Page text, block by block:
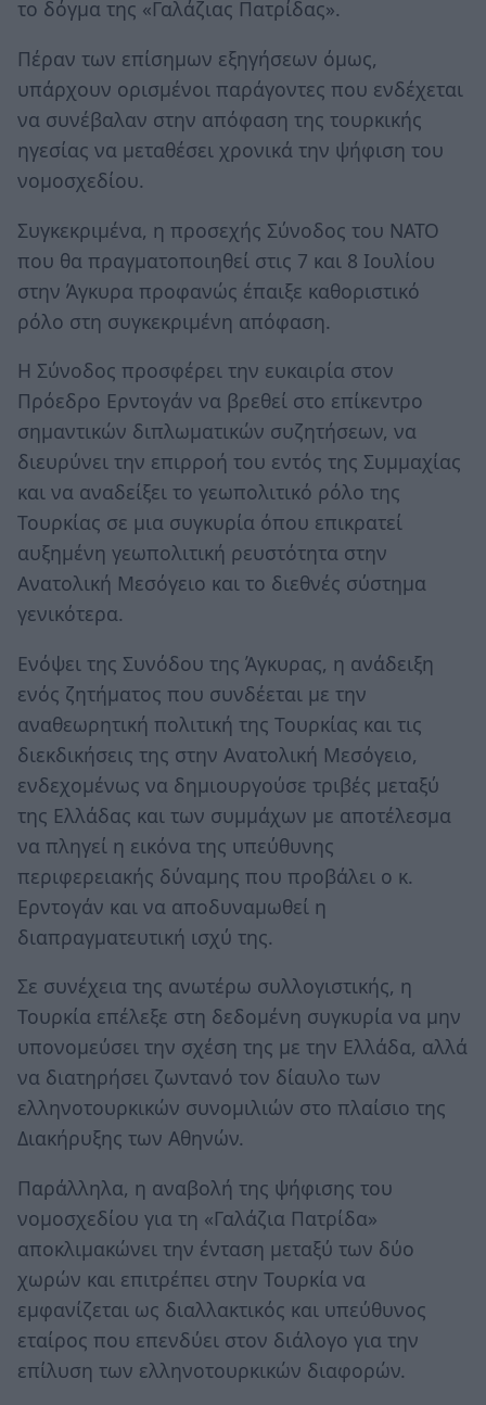
το δόγμα της «Γαλάζιας Πατρίδας».
Πέραν των επίσημων εξηγήσεων όμως,
υπάρχουν ορισμένοι παράγοντες που ενδέχεται
να συνέβαλαν στην απόφαση της τουρκικής
ηγεσίας να μεταθέσει χρονικά την ψήφιση του
νομοσχεδίου.
Συγκεκριμένα, η προσεχής Σύνοδος του ΝΑΤΟ
που θα πραγματοποιηθεί στις 7 και 8 Ιουλίου
στην Άγκυρα προφανώς έπαιξε καθοριστικό
ρόλο στη συγκεκριμένη απόφαση.
Η Σύνοδος προσφέρει την ευκαιρία στον
Πρόεδρο Ερντογάν να βρεθεί στο επίκεντρο
σημαντικών διπλωματικών συζητήσεων, να
διευρύνει την επιρροή του εντός της Συμμαχίας
και να αναδείξει το γεωπολιτικό ρόλο της
Τουρκίας σε μια συγκυρία όπου επικρατεί
αυξημένη γεωπολιτική ρευστότητα στην
Ανατολική Μεσόγειο και το διεθνές σύστημα
γενικότερα.
Ενόψει της Συνόδου της Άγκυρας, η ανάδειξη
ενός ζητήματος που συνδέεται με την
αναθεωρητική πολιτική της Τουρκίας και τις
διεκδικήσεις της στην Ανατολική Μεσόγειο,
ενδεχομένως να δημιουργούσε τριβές μεταξύ
της Ελλάδας και των συμμάχων με αποτέλεσμα
να πληγεί η εικόνα της υπεύθυνης
περιφερειακής δύναμης που προβάλει ο κ.
Ερντογάν και να αποδυναμωθεί η
διαπραγματευτική ισχύ της.
Σε συνέχεια της ανωτέρω συλλογιστικής, η
Τουρκία επέλεξε στη δεδομένη συγκυρία να μην
υπονομεύσει την σχέση της με την Ελλάδα, αλλά
να διατηρήσει ζωντανό τον δίαυλο των
ελληνοτουρκικών συνομιλιών στο πλαίσιο της
Διακήρυξης των Αθηνών.
Παράλληλα, η αναβολή της ψήφισης του
νομοσχεδίου για τη «Γαλάζια Πατρίδα»
αποκλιμακώνει την ένταση μεταξύ των δύο
χωρών και επιτρέπει στην Τουρκία να
εμφανίζεται ως διαλλακτικός και υπεύθυνος
εταίρος που επενδύει στον διάλογο για την
επίλυση των ελληνοτουρκικών διαφορών.